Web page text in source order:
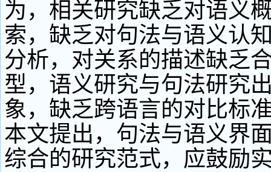
为，相关研究缺乏对语义
索，缺乏对句法与语义认
分析，对关系的描述缺乏
型，语义研究与句法研究
象，缺乏跨语言的对比标
本文提出，句法与语义界
综合的研究范式，应鼓励